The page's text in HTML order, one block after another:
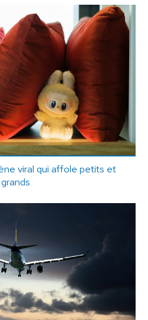
viral qui affole petits et
grands